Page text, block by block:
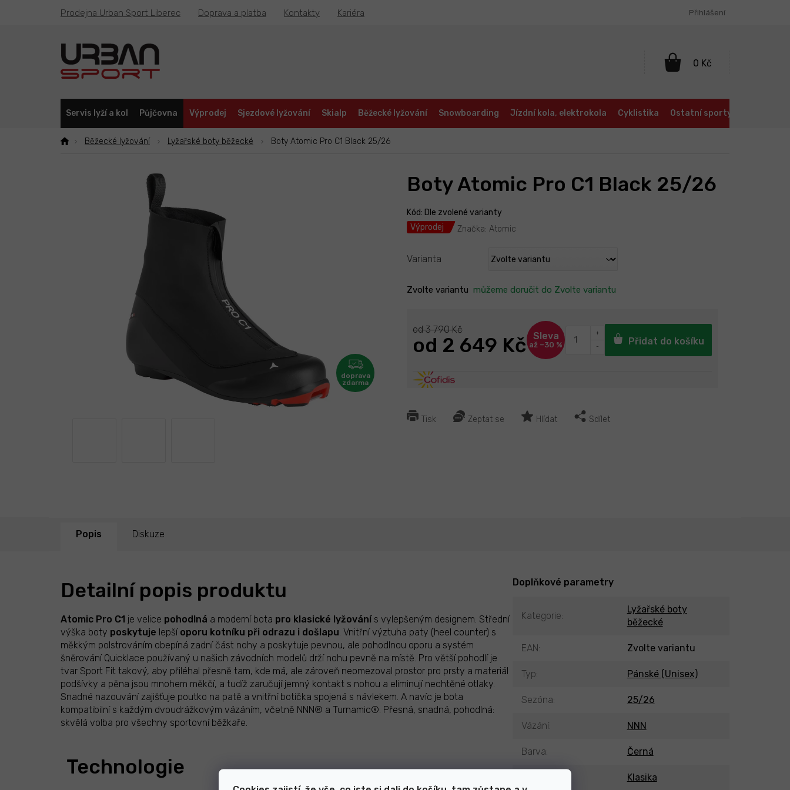
Prodejna Urban Sport Liberec Doprava a platba Kontakty Kariéra Přihlášení
NÁKUPNÍ
Servis lyží a kol Půjčovna Výprodej Sjezdové lyžování Skialp Běžecké lyžování Snowboarding Jízdní kola, elektrokola Cyklistika Ostatní sporty
Běžecké lyžování Lyžařské boty běžecké Boty Atomic Pro C1 Black 25/26
Zvolte variantu můžeme doručit do Zvolte variantu
Varianta
Tisk Zeptat se Hlídat Sdílet
Boty Atomic Pro C1 Black 25/26
Kód: Dle zvolené varianty
Výprodej
Značka: Atomic
od 3 790 Kč
od 2 649 Kč až –30 % Přidat do košíku
Popis Diskuze
Detailní popis produktu
Atomic Pro C1 je velice pohodlná a moderní bota pro klasické lyžovánís vylepšeným designem. Střední
výška boty poskytuje lepší oporu kotníku při odrazu i došlapu . Vnitřní výztuha paty (heel counter) s
měkkým polstrováním obepíná zadní část nohy a poskytuje pevnou, ale pohodlnou oporu a systém
šněrování Quicklace používaný u našich závodních modelů drží nohu pevně na místě. Pro větší pohodlí je
tvar Sport Fit takový, aby přiléhal přesně tam, kde má, ale zároveň neomezoval prostor pro prsty a materiál
podšívky a pěna jsou mnohem měkčí, a tudíž zaručují jemný kontakt s nohou a eliminují nechtěné otlaky.
Snadné nazouvání zajišťuje poutko na patě a vnitřní botička spojená s návlekem. A navíc je bota
kompatibilní s každým dvoudrážkovým vázáním, včetně NNN® a Turnamic®. Přesná, snadná, pohodlná:
skvělá volba pro všechny sportovní běžkaře.
Technologie
Doplňkové parametry
Kategorie:
Lyžařské boty
běžecké
EAN: Zvolte variantu
Typ: Pánské (Unisex)
Sezóna: 25/26
Vázání: NNN
Barva: Černá
Klasika